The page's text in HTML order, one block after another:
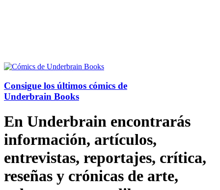
Consigue los últimos cómics de
Underbrain Books
En Underbrain encontrarás
información, artículos,
entrevistas, reportajes, crítica,
reseñas y crónicas de arte,